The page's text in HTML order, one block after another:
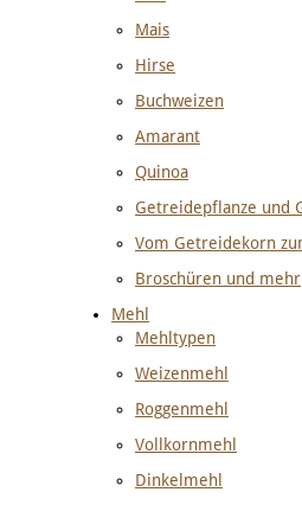
Mais
Hirse
Buchweizen
Amarant
Quinoa
Getreidepflanze und
Vom Getreidekorn
Broschüren und mehr
Mehl
Mehltypen
Weizenmehl
Roggenmehl
Vollkornmehl
Dinkelmehl